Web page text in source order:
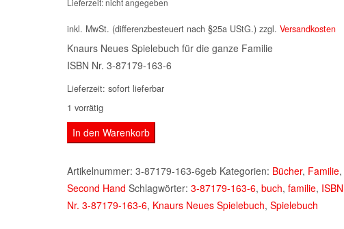
9,95€
Lieferzeit: nicht angegeben
inkl. MwSt. (differenzbesteuert nach §25a UStG.) zzgl. Versandkosten
Knaurs Neues Spielebuch für die ganze Familie
ISBN Nr. 3-87179-163-6
Lieferzeit: sofort lieferbar
1 vorrätig
Knaurs
Neues
Spielebuch
für
die
In den Warenkorb
Artikelnummer: 3-87179-163-6geb Kategorien: Bücher, Familie,
Second Hand Schlagwörter: 3-87179-163-6, buch, familie, ISBN
Nr. 3-87179-163-6, Knaurs Neues Spielebuch, Spielebuch